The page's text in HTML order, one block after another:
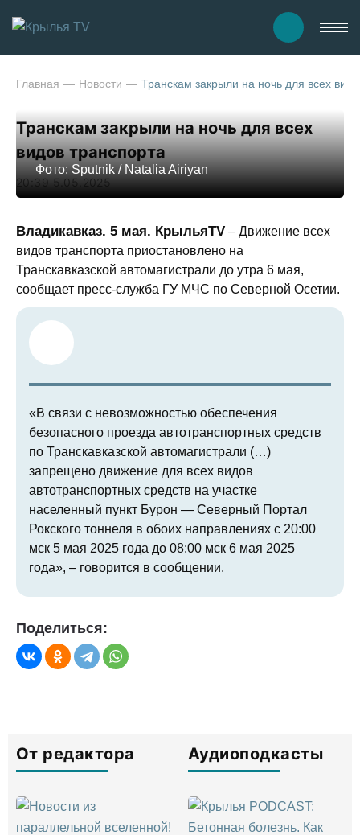
Главная Новости Транскам закрыли на ночь для всех
Транскам закрыли на ночь для всех
видов транспорта
20:39 5.05.2025
Фото: Sputnik / Natalia Airiyan
Владикавказ. 5 мая. КрыльяTV – Движение всех
видов транспорта приостановлено на
Транскавказской автомагистрали до утра 6 мая,
сообщает пресс-служба ГУ МЧС по Северной Осетии.
«В связи с невозможностью обеспечения
безопасного проезда автотранспортных средств
по Транскавказской автомагистрали (…)
запрещено движение для всех видов
автотранспортных средств на участке
населенный пункт Бурон — Северный Портал
Рокского тоннеля в обоих направлениях с 20:00
мск 5 мая 2025 года до 08:00 мск 6 мая 2025
года», – говорится в сообщении.
Поделиться:
От редактора Аудиоподкасты